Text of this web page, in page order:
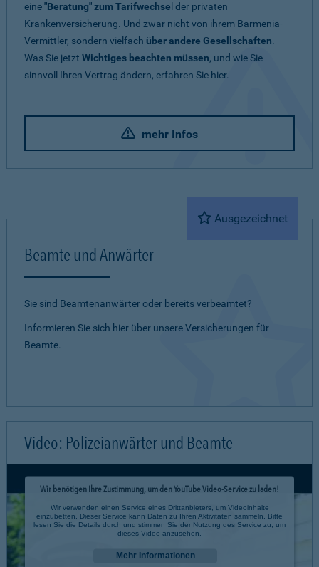
eine"Beratung" zum Tarifwechse l der privaten
Krankenversicherung. Und zwar nicht von ihrem Barmenia-
Vermittler, sondern vielfach über andere Gesellschaften.
Was Sie jetzt Wichtiges beachten müssen, und wie Sie
sinnvoll Ihren Vertrag ändern, erfahren Sie hier.
mehr Infos
Ausgezeichnet
Beamte und Anwärter
Sie sind Beamtenanwärter oder bereits verbeamtet?
Informieren Sie sich hier über unsere Versicherungen für
Beamte.
Video: Polizeianwärter und Beamte
Wir benötigen Ihre Zustimmung, um den YouTube Video-Service zu laden!
Wir verwenden einen Service eines Drittanbieters, um Videoinhalte
einzubetten. Dieser Service kann Daten zu Ihren Aktivitäten sammeln. Bitte
lesen Sie die Details durch und stimmen Sie der Nutzung des Service zu, um
dieses Video anzusehen.
Mehr Informationen